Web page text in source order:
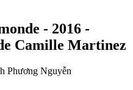
- 2016 -
Camille Martinez
Phương Nguyễn